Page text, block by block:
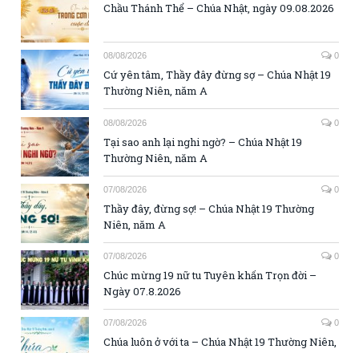
Chầu Thánh Thể – Chúa Nhật, ngày 09.08.2026
08/08/2026 0
Cứ yên tâm, Thầy đây đừng sợ – Chúa Nhật 19
Thường Niên, năm A
08/08/2026 0
Tại sao anh lại nghi ngờ? – Chúa Nhật 19
Thường Niên, năm A
07/08/2026 0
Thầy đây, đừng sợ! – Chúa Nhật 19 Thường
Niên, năm A
07/08/2026 0
Chúc mừng 19 nữ tu Tuyên khấn Trọn đời –
Ngày 07.8.2026
07/08/2026 0
Chúa luôn ở với ta – Chúa Nhật 19 Thường Niên,